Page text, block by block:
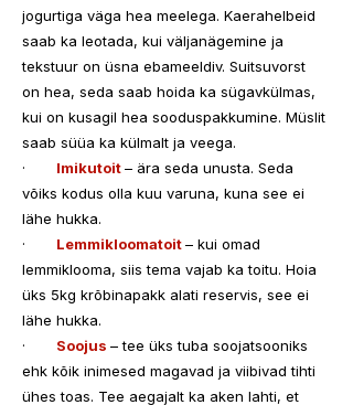
jogurtiga väga hea meelega. Kaerahelbeid
saab ka leotada, kui väljanägemine ja
tekstuur on üsna ebameeldiv. Suitsuvorst
on hea, seda saab hoida ka sügavkülmas,
kui on kusagil hea sooduspakkumine. Müslit
saab süüa ka külmalt ja veega.
·
Imikutoit– ära seda unusta. Seda
võiks kodus olla kuu varuna, kuna see ei
lähe hukka.
· Lemmikloomatoit– kui omad
lemmiklooma, siis tema vajab ka toitu. Hoia
üks 5kg krõbinapakk alati reservis, see ei
lähe hukka.
· Soojus – tee üks tuba soojatsooniks
ehk kõik inimesed magavad ja viibivad tihti
ühes toas. Tee aegajalt ka aken lahti, et